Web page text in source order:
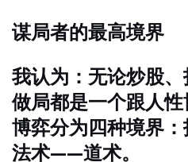
谋局者的最高境界
我认为：无论炒股、
做局都是一个跟人
博弈分为四种境界
法术——道术。